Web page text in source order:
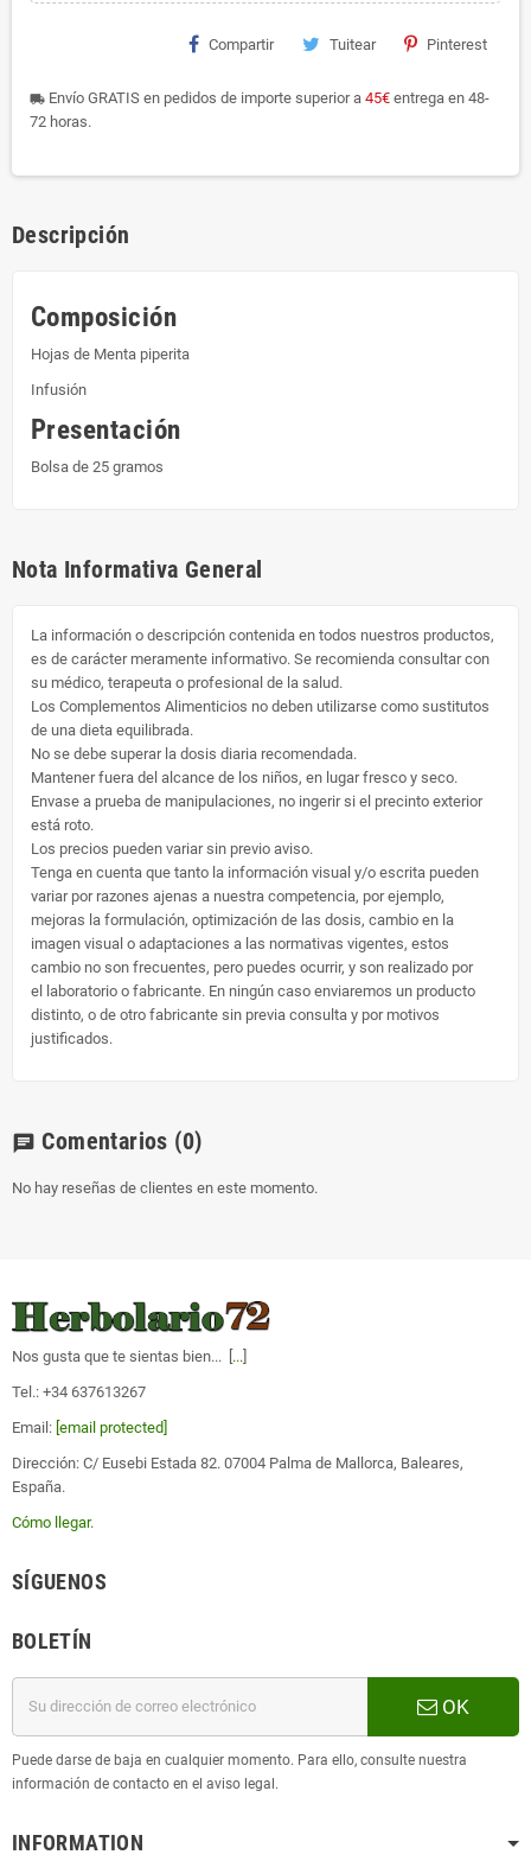
Compartir Tuitear Pinterest
local_shipping Envío GRATIS en pedidos de importe superior a 45€ entrega en 48-
72 horas.
Descripción
Composición
Hojas de Menta piperita
Infusión
Presentación
Bolsa de 25 gramos
Nota Informativa General
La información o descripción contenida en todos nuestros productos,
es de carácter meramente informativo. Se recomienda consultar con
su médico, terapeuta o profesional de la salud.
Los Complementos Alimenticios no deben utilizarse como sustitutos
de una dieta equilibrada.
No se debe superar la dosis diaria recomendada.
Mantener fuera del alcance de los niños, en lugar fresco y seco.
Envase a prueba de manipulaciones, no ingerir si el precinto exterior
está roto.
Los precios pueden variar sin previo aviso.
Tenga en cuenta que tanto la información visual y/o escrita pueden
variar por razones ajenas a nuestra competencia, por ejemplo,
mejoras la formulación, optimización de las dosis, cambio en la
imagen visual o adaptaciones a las normativas vigentes, estos
cambio no son frecuentes, pero puedes ocurrir, y son realizado por
el laboratorio o fabricante. En ningún caso enviaremos un producto
distinto, o de otro fabricante sin previa consulta y por motivos
justificados.
chat Comentarios (0)
No hay reseñas de clientes en este momento.
Nos gusta que te sientas bien... [ ...
Tel.: +34 637613267
Email: [email protected]
Dirección: C/ Eusebi Estada 82. 07004 Palma de Mallorca, Baleares,
España.
Cómo llegar.
SÍGUENOS
BOLETÍN
OK
Puede darse de baja en cualquier momento. Para ello, consulte nuestra
información de contacto en el aviso legal.
INFORMATION